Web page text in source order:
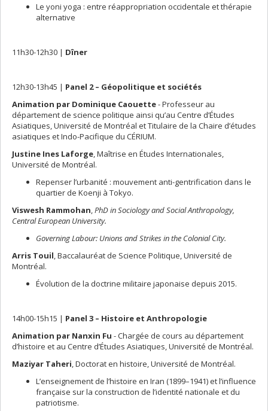
Le yoni yoga : entre réappropriation occidentale et thérapie
alternative
11h30-12h30 | Dîner
12h30-13h45 | Panel 2 – Géopolitique et sociétés
Animation par Dominique Caouette- Professeur au
département de science politique ainsi qu’au Centre d’Études
Asiatiques, Université de Montréal et Titulaire de la Chaire d’études
asiatiques et Indo-Pacifique du CÉRIUM.
Justine Ines Laforge , Maîtrise en Études Internationales,
Université de Montréal.
Repenser l’urbanité : mouvement anti-gentrification dans le
quartier de Koenji à Tokyo.
Viswesh Rammohan PhD in Sociology and Social Anthropology,
Central European University.
Governing Labour: Unions and Strikes in the Colonial City.
Arris Touil , Baccalauréat de Science Politique, Université de
Montréal.
Évolution de la doctrine militaire japonaise depuis 2015.
14h00-15h15 | Panel 3 – Histoire et Anthropologie
Animation par Nanxin Fu - Chargée de cours au département
d’histoire et au Centre d’Études Asiatiques, Université de Montréal.
Maziyar Taheri , Doctorat en histoire, Université de Montréal.
L’enseignement de l’histoire en Iran (1899–1941) et l’influence
française sur la construction de l’identité nationale et du
patriotisme.